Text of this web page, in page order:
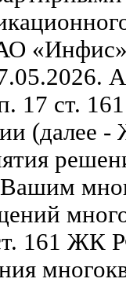
17 ст.
(далее
Вашим
161 ЖК